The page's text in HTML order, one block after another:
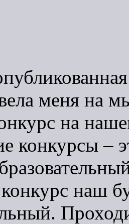
меня на
на
конкурсы –
наш